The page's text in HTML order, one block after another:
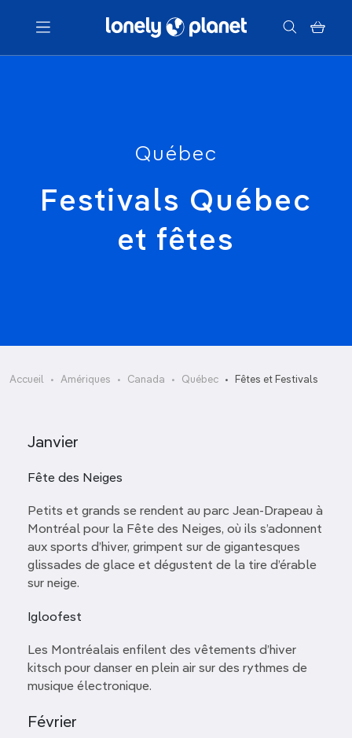
Menu
Québec
Festivals Québec
et fêtes
Accueil Amériques Canada Québec Fêtes et Festivals
Janvier
Fête des Neiges
Petits et grands se rendent au parc Jean-Drapeau à
Montréal pour la Fête des Neiges, où ils s’adonnent
aux sports d’hiver, grimpent sur de gigantesques
glissades de glace et dégustent de la tire d’érable
sur neige.
Igloofest
Les Montréalais enfilent des vêtements d’hiver
kitsch pour danser en plein air sur des rythmes de
musique électronique.
Février